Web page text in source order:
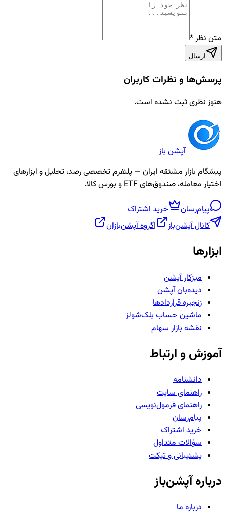
متن نظر*
ارسال
پرسش‌ها و نظرات کاربران
هنوز نظری ثبت نشده است.
آپشن باز
پیشگام بازار مشتقه ایران — پلتفرم تخصصی رصد، تحلیل و ابزارهای
اختیار معامله، صندوق‌های ETF و بورس کالا.
پیام‌رسان
خرید اشتراک
کانال آپشن‌باز
|گروه آپشن‌بازان
ابزارها
میزکار آپشن
دیده‌بان آپشن
زنجیره قراردادها
ماشین حساب بلک‌شولز
نقشه بازار سهام
آموزش و ارتباط
دانشنامه
راهنمای سایت
راهنمای فرمول‌نویسی
پیام‌رسان
خرید اشتراک
سؤالات متداول
پشتیبانی و تیکت
درباره آپشن‌باز
درباره ما